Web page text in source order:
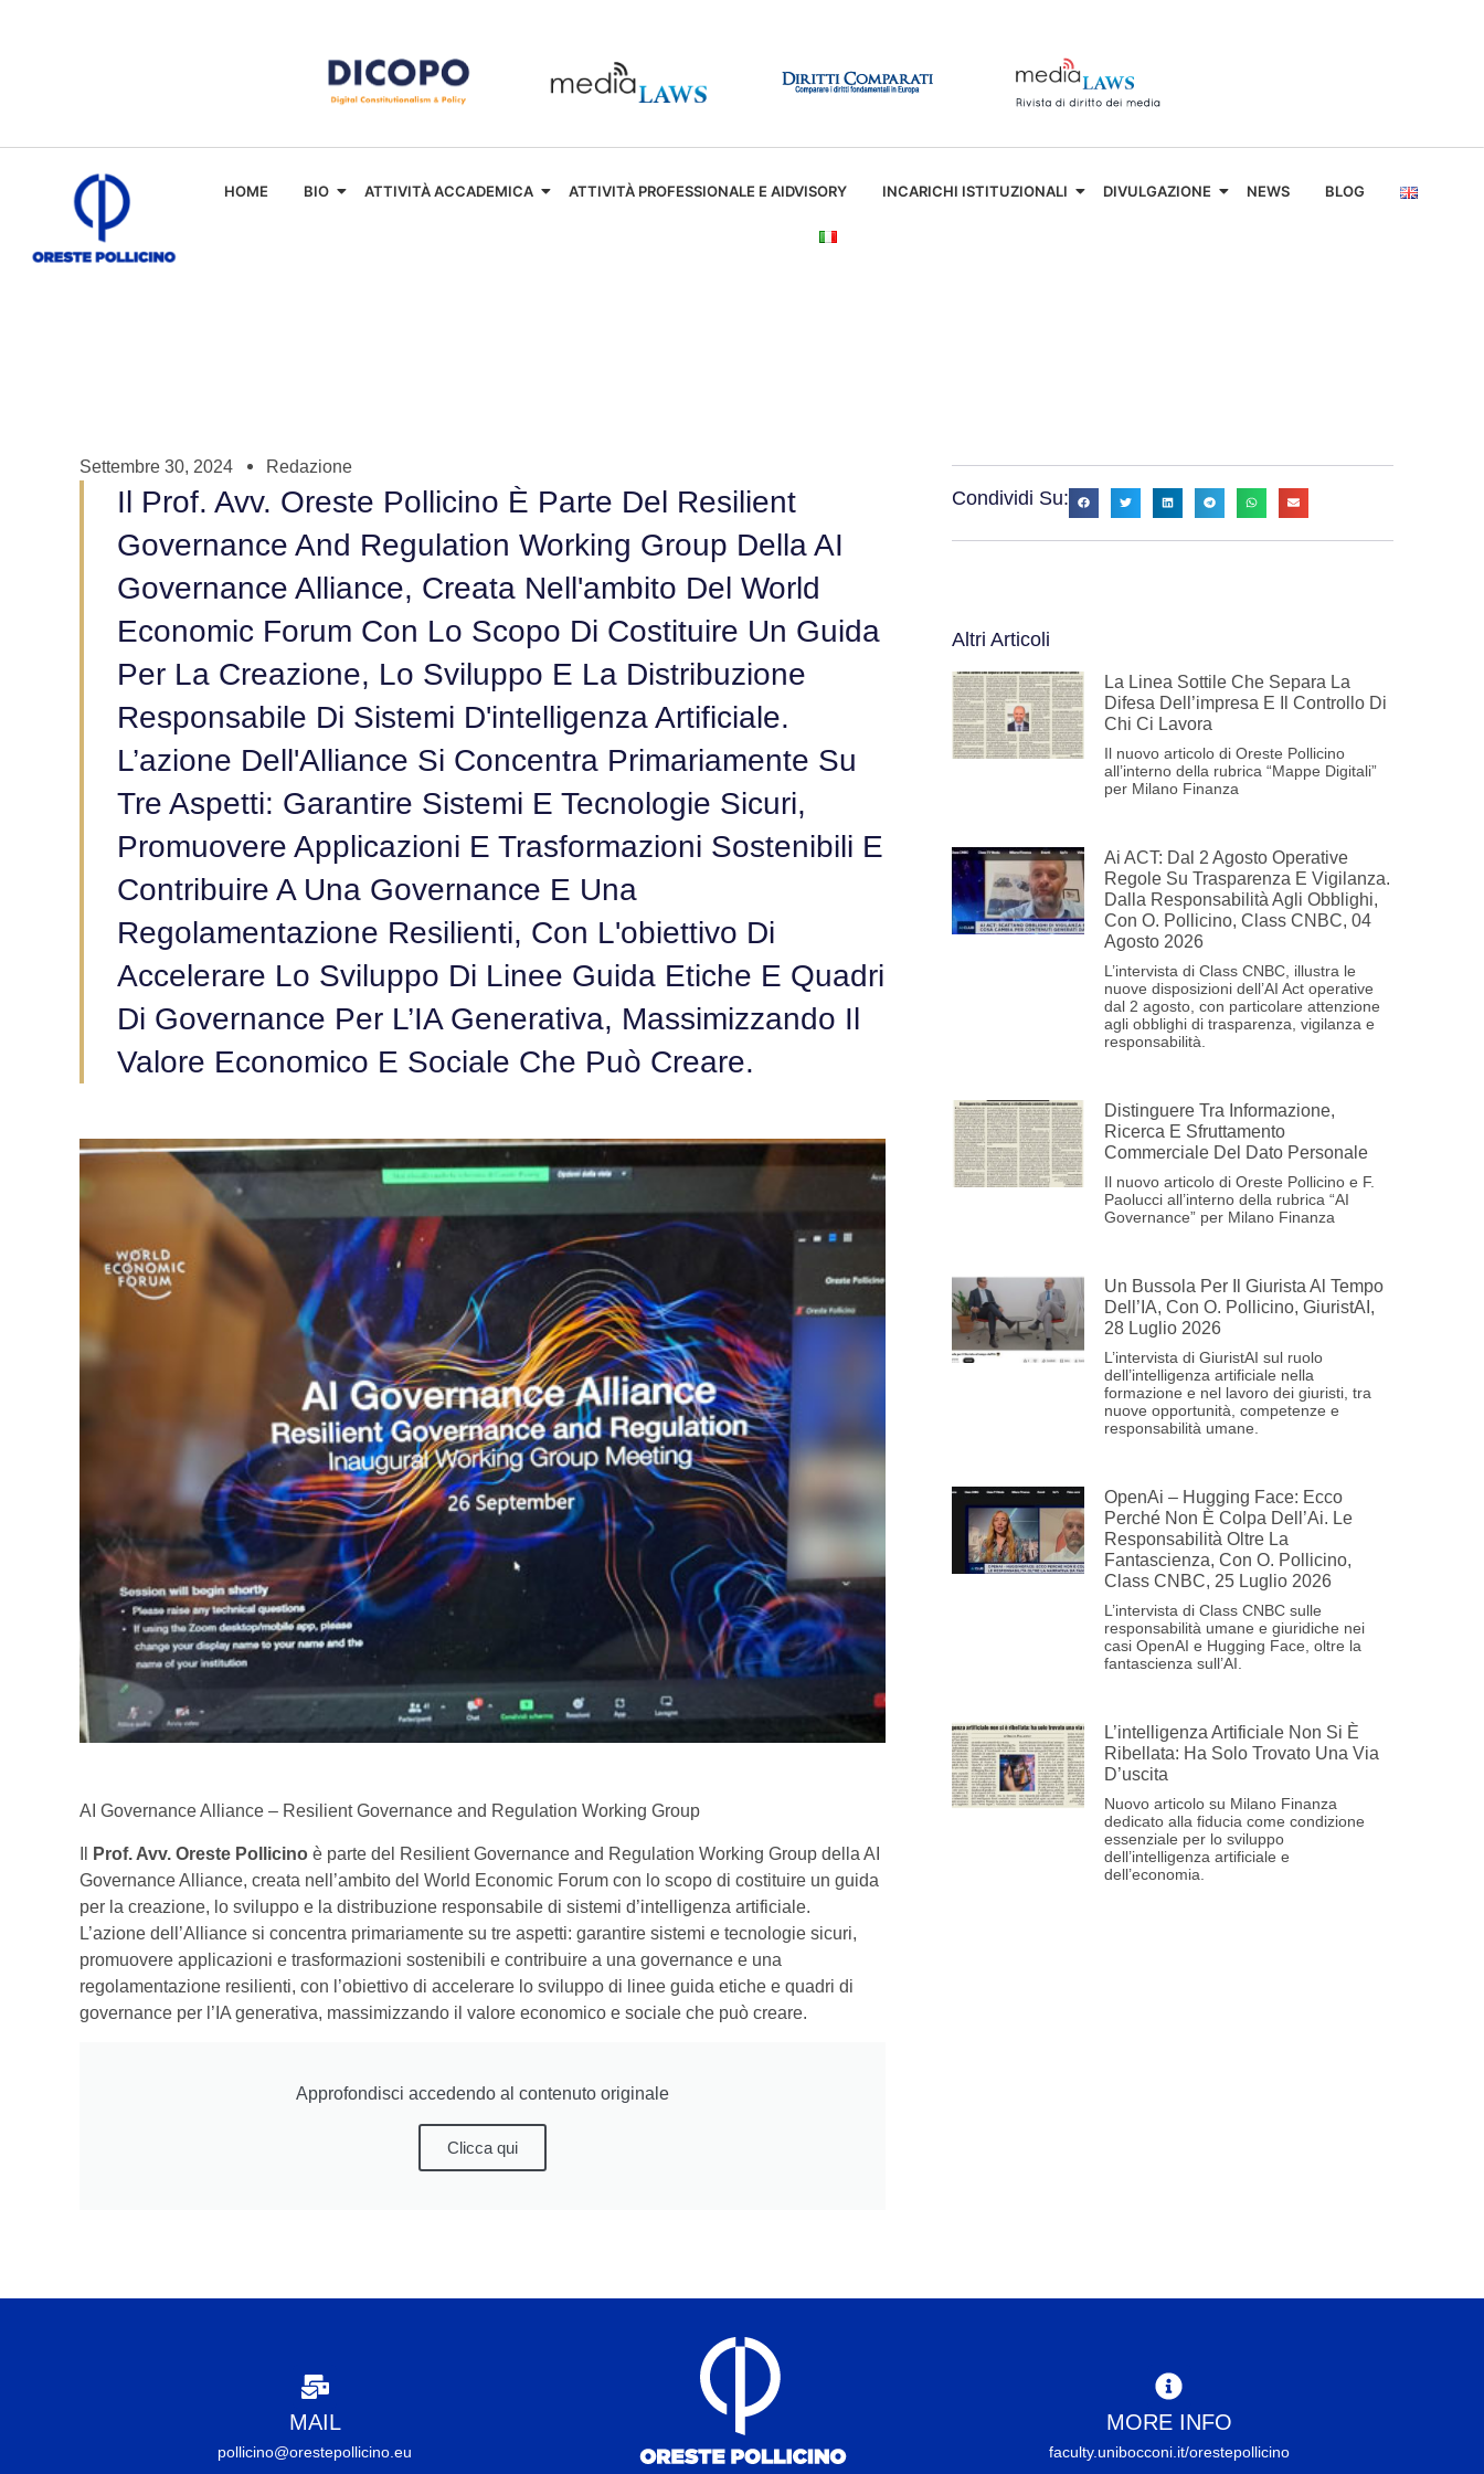
HOME BIO ATTIVITÀ ACCADEMICA ATTIVITÀ PROFESSIONALE E AIDVISORY INCARICHI ISTITUZIONALI DIVULGAZIONE NEWS BLOG
Settembre 30, 2024 Redazione
Il Prof. Avv. Oreste Pollicino È Parte Del Resilient
Governance And Regulation Working Group Della AI
Governance Alliance, Creata Nell'ambito Del World
Economic Forum Con Lo Scopo Di Costituire Un Guida
Per La Creazione, Lo Sviluppo E La Distribuzione
Responsabile Di Sistemi D'intelligenza Artificiale.
L’azione Dell'Alliance Si Concentra Primariamente Su
Tre Aspetti: Garantire Sistemi E Tecnologie Sicuri,
Promuovere Applicazioni E Trasformazioni Sostenibili E
Contribuire A Una Governance E Una
Regolamentazione Resilienti, Con L'obiettivo Di
Accelerare Lo Sviluppo Di Linee Guida Etiche E Quadri
Di Governance Per L’IA Generativa, Massimizzando Il
Valore Economico E Sociale Che Può Creare.
AI Governance Alliance – Resilient Governance and Regulation Working Group
Prof. Avv. Oreste Pollicino è parte del Resilient Governance and Regulation Working Group della AI
Governance Alliance, creata nell’ambito del World Economic Forum con lo scopo di costituire un guida
per la creazione, lo sviluppo e la distribuzione responsabile di sistemi d’intelligenza artificiale.
L’azione dell’Alliance si concentra primariamente su tre aspetti: garantire sistemi e tecnologie sicuri,
promuovere applicazioni e trasformazioni sostenibili e contribuire a una governance e una
regolamentazione resilienti, con l’obiettivo di accelerare lo sviluppo di linee guida etiche e quadri di
governance per l’IA generativa, massimizzando il valore economico e sociale che può creare.
Approfondisci accedendo al contenuto originale
Clicca qui
Condividi Su:
Altri Articoli
La Linea Sottile Che Separa La
Difesa Dell’impresa E Il Controllo Di
Chi Ci Lavora
Il nuovo articolo di Oreste Pollicino
all’interno della rubrica “Mappe Digitali”
per Milano Finanza
Ai ACT: Dal 2 Agosto Operative
Regole Su Trasparenza E Vigilanza.
Dalla Responsabilità Agli Obblighi,
Con O. Pollicino, Class CNBC, 04
Agosto 2026
L’intervista di Class CNBC, illustra le
nuove disposizioni dell’AI Act operative
dal 2 agosto, con particolare attenzione
agli obblighi di trasparenza, vigilanza e
responsabilità.
Distinguere Tra Informazione,
Ricerca E Sfruttamento
Commerciale Del Dato Personale
Il nuovo articolo di Oreste Pollicino e F.
Paolucci all’interno della rubrica “AI
Governance” per Milano Finanza
Un Bussola Per Il Giurista Al Tempo
Dell’IA, Con O. Pollicino, GiuristAI,
28 Luglio 2026
L’intervista di GiuristAI sul ruolo
dell’intelligenza artificiale nella
formazione e nel lavoro dei giuristi, tra
nuove opportunità, competenze e
responsabilità umane.
OpenAi – Hugging Face: Ecco
Perché Non È Colpa Dell’Ai. Le
Responsabilità Oltre La
Fantascienza, Con O. Pollicino,
Class CNBC, 25 Luglio 2026
L’intervista di Class CNBC sulle
responsabilità umane e giuridiche nei
casi OpenAI e Hugging Face, oltre la
fantascienza sull’AI.
L’intelligenza Artificiale Non Si È
Ribellata: Ha Solo Trovato Una Via
D’uscita
Nuovo articolo su Milano Finanza
dedicato alla fiducia come condizione
essenziale per lo sviluppo
dell’intelligenza artificiale e
dell’economia.
MAIL
pollicino@orestepollicino.eu
MORE INFO
faculty.unibocconi.it/orestepollicino